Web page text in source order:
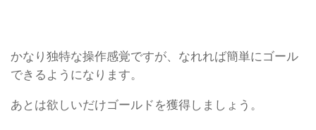
かなり独特な操作感覚ですが、なれれば簡単にゴール
できるようになります。
あとは欲しいだけゴールドを獲得しましょう。